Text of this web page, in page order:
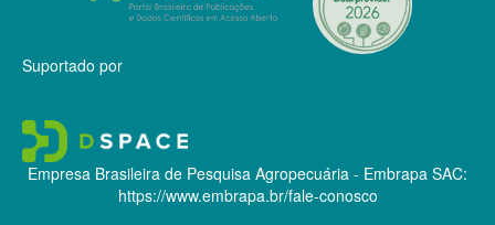
Suportado por
Empresa Brasileira de Pesquisa Agropecuária - Embrapa SAC:
https://www.embrapa.br/fale-conosco